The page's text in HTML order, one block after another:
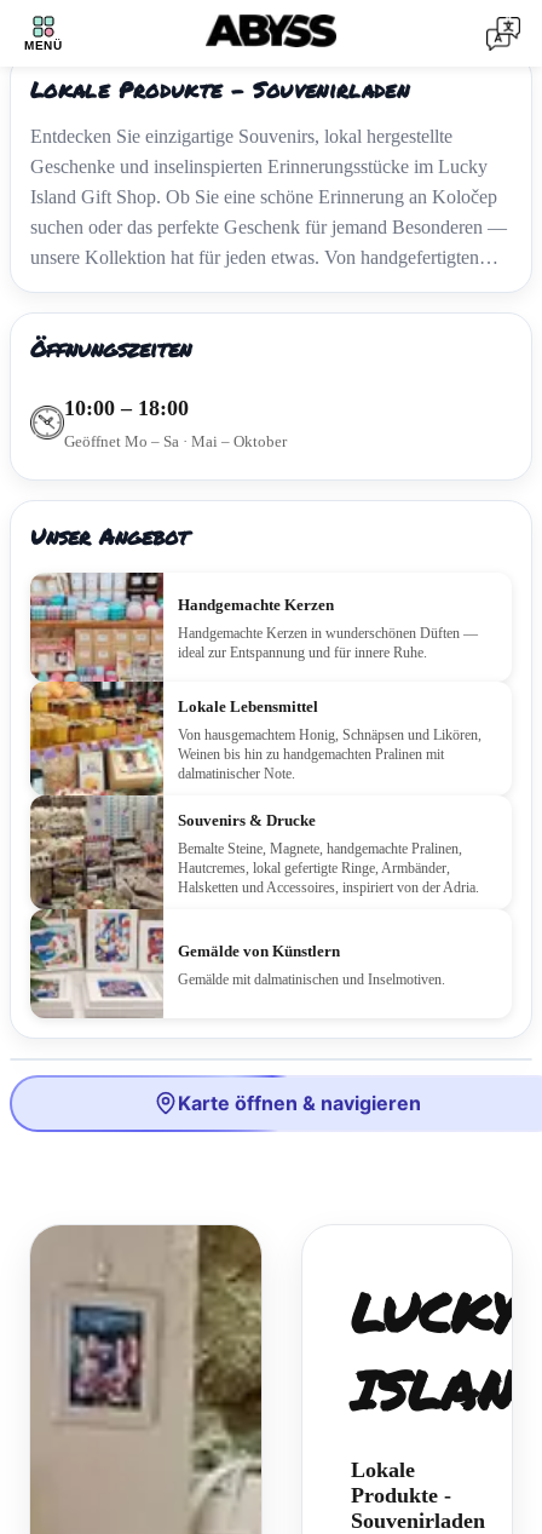
MENÜ
‹
/3
LUCKY ISLAND
Lokale Produkte - Souvenirladen
Entdecken Sie einzigartige Souvenirs, lokal hergestellte
Geschenke und inselinspierten Erinnerungsstücke im Lucky
Island Gift Shop. Ob Sie eine schöne Erinnerung an Koločep
suchen oder das perfekte Geschenk für jemand Besonderen —
unsere Kollektion hat für jeden etwas. Von handgefertigten
Kerzen und lokalen Lebensmitteln bis hin zur Inselkunst — ein
kleines Stück Koločep wartet auf Sie.
Öffnungszeiten
10:00 – 18:00
Geöffnet Mo – Sa · Mai – Oktober
Unser Angebot
Handgemachte Kerzen
Handgemachte Kerzen in wunderschönen Düften —
ideal zur Entspannung und für innere Ruhe.
Lokale Lebensmittel
Von hausgemachtem Honig, Schnäpsen und Likören,
Weinen bis hin zu handgemachten Pralinen mit
dalmatinischer Note.
Souvenirs & Drucke
Bemalte Steine, Magnete, handgemachte Pralinen,
Hautcremes, lokal gefertigte Ringe, Armbänder,
Halsketten und Accessoires, inspiriert von der Adria.
Gemälde von Künstlern
Gemälde mit dalmatinischen und Inselmotiven.
Karte öffnen & navigieren
LUCKY
Lokale
Produkte -
Souvenirladen